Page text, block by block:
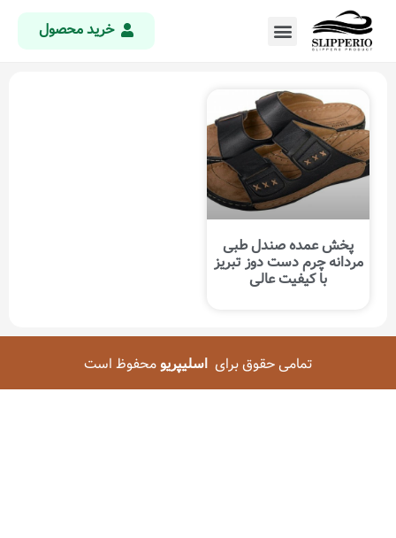
خرید محصول
پخش عمده صندل طبی
مردانه چرم دست دوز تبریز
با کیفیت عالی
تمامی حقوق برایاسلیپریومحفوظ است